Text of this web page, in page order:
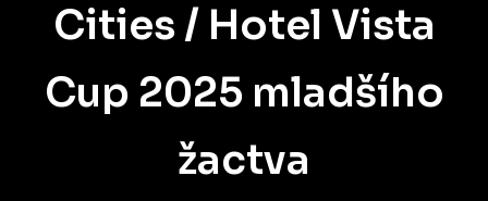
Cities / Hotel Vista
Cup 2025 mladšího
žactva